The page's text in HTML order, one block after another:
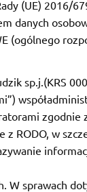
(UE) 2016/
danych
(ogólnego
sp.j.(KRS
zgodnie
RODO, w
sprawach